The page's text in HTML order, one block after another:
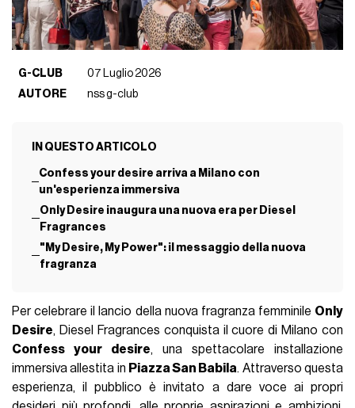
G-CLUB
07 Luglio 2026
AUTORE
nss g-club
IN QUESTO ARTICOLO
Confess your desire arriva a Milano con
un'esperienza immersiva
Only Desire inaugura una nuova era per Diesel
Fragrances
"My Desire, My Power": il messaggio della nuova
fragranza
Per celebrare il lancio della nuova fragranza femminile Only
Desire, Diesel Fragrances conquista il cuore di Milano con
Confess your desire, una spettacolare installazione
immersiva allestita in Piazza San Babila. Attraverso questa
esperienza, il pubblico è invitato a dare voce ai propri